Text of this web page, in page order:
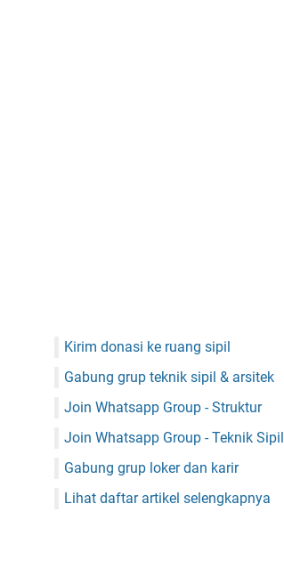
Kirim donasi ke ruang sipil
Gabung grup teknik sipil & arsitek
Join Whatsapp Group - Struktur
Join Whatsapp Group - Teknik Sipil
Gabung grup loker dan karir
Lihat daftar artikel selengkapnya